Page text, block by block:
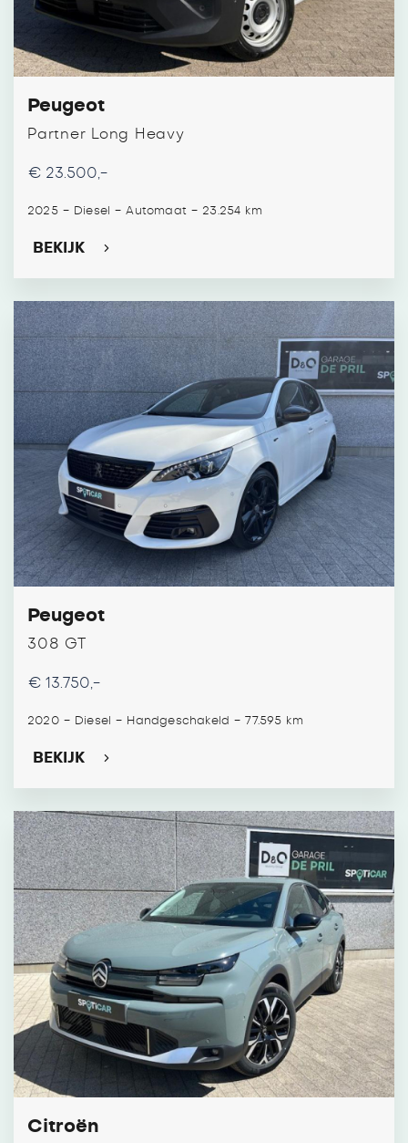
Peugeot
Partner Long Heavy
€ 23.500,-
2025 - Diesel - Automaat - 23.254 km
BEKIJK
Peugeot
308 GT
€ 13.750,-
2020 - Diesel - Handgeschakeld - 77.595 km
BEKIJK
Citroën